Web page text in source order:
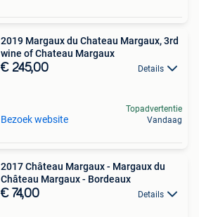
2019 Margaux du Chateau Margaux, 3rd
wine of Chateau Margaux
€ 245,00 Details
Bezoek website
Topadvertentie
Vandaag
2017 Château Margaux - Margaux du
Château Margaux - Bordeaux
€ 74,00 Details